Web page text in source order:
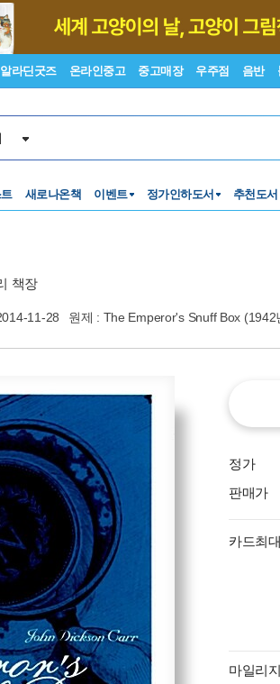
알라딘굿즈 온라인중고 중고매장 우주점 음반
새로나온책 이벤트 정가인하도서 추천도서
책장
11-28 원제 : The Emperor's Snuff Box (1942
정가
판매가
카드최
마일리지